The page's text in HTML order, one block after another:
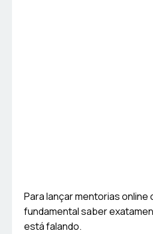
Para lançar mentorias online
fundamental saber
está falando.